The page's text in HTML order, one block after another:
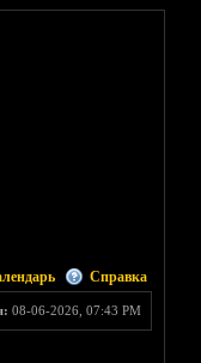
Справка
08-06-2026, 07:43 PM